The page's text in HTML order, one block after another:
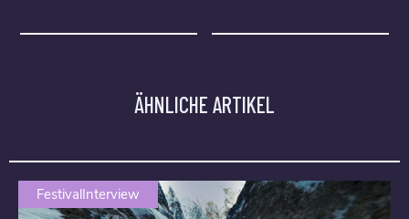
ÄHNLICHE ARTIKEL
FestivalInterview